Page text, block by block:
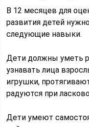
В 12 месяцев для
развития детей
следующие навыки.
Дети должны уметь
узнавать лица
игрушки,
радуются при
Дети умеют